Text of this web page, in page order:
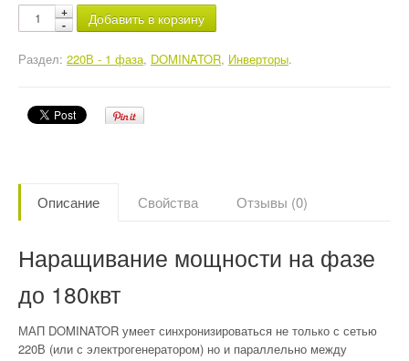
Добавить в корзину
Раздел: 220В - 1 фаза, DOMINATOR, Инверторы.
Описание Свойства Отзывы (0)
Наращивание мощности на фазе
до 180квт
МАП DOMINATOR умеет синхронизироваться не только с сетью
220В (или с электрогенератором) но и параллельно между